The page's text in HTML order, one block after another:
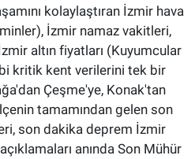
kolaylaştıran İzmir hava
İzmir namaz vakitleri,
altın fiyatları (Kuyumcular
kritik kent verilerini tek bir
Çeşme'ye, Konak'tan
tamamından gelen son
son dakika deprem İzmir
anında Son Mühür